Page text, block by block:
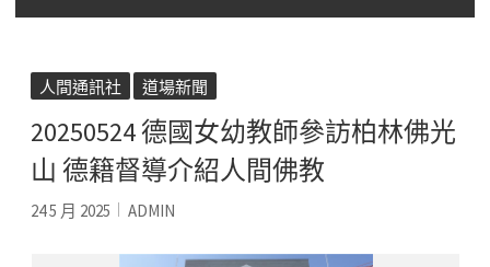
人間通訊社 道場新聞
20250524 德國女幼教師參訪柏林佛光
山 德籍督導介紹人間佛教
24 5 月 2025 ADMIN